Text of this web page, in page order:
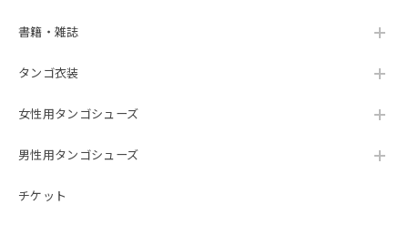
書籍・雑誌
タンゴ衣装
女性用タンゴシューズ
男性用タンゴシューズ
チケット